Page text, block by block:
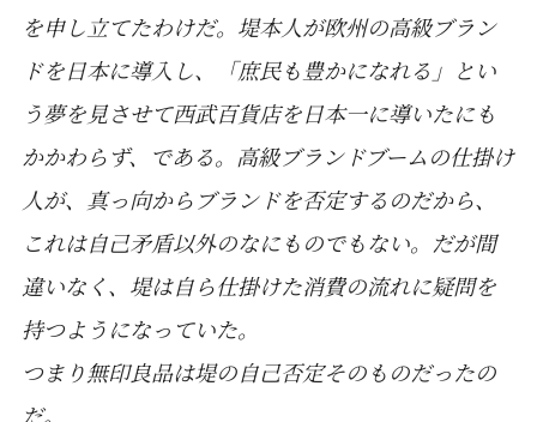
を申し立てたわけだ。堤本人が欧州の高級ブラン
ドを日本に導入し、「庶民も豊かになれる」とい
う夢を見させて西武百貨店を日本一に導いたにも
かかわらず、である。高級ブランドブームの仕掛け
人が、真っ向からブランドを否定するのだから、
これは自己矛盾以外のなにものでもない。だが間
違いなく、堤は自ら仕掛けた消費の流れに疑問を
持つようになっていた。
つまり無印良品は堤の自己否定そのものだったの
だ。